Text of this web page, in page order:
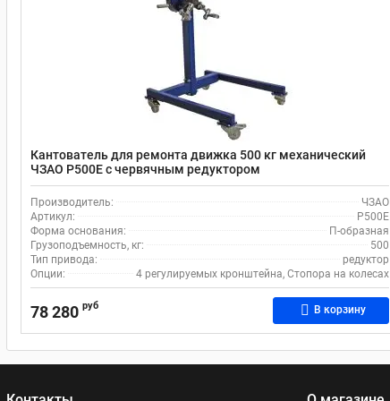
Кантователь для ремонта движка 500 кг механический
ЧЗАО Р500Е с червячным редуктором
Производитель:
ЧЗАО
Артикул:
Р500Е
Форма основания:
П-образная
Грузоподъемность, кг:
500
Тип привода:
редуктор
Опции:
4 регулируемых кронштейна, Стопора на колесах
78 280 руб В корзину